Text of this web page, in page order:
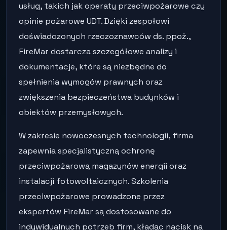
usług, takich jak operaty przeciwpożarowe czy
opinie pożarowe UDT. Dzięki zespołowi
doświadczonych rzeczoznawców ds. ppoż.,
FireMar dostarcza szczegółowe analizy i
dokumentacje, które są niezbędne do
spełnienia wymogów prawnych oraz
zwiększenia bezpieczeństwa budynków i
obiektów przemysłowych.
W zakresie nowoczesnych technologii, firma
zapewnia specjalistyczną ochronę
przeciwpożarową magazynów energii oraz
instalacji fotowoltaicznych. Szkolenia
przeciwpożarowe prowadzone przez
ekspertów FireMar są dostosowane do
indywidualnych potrzeb firm, kładąc nacisk na